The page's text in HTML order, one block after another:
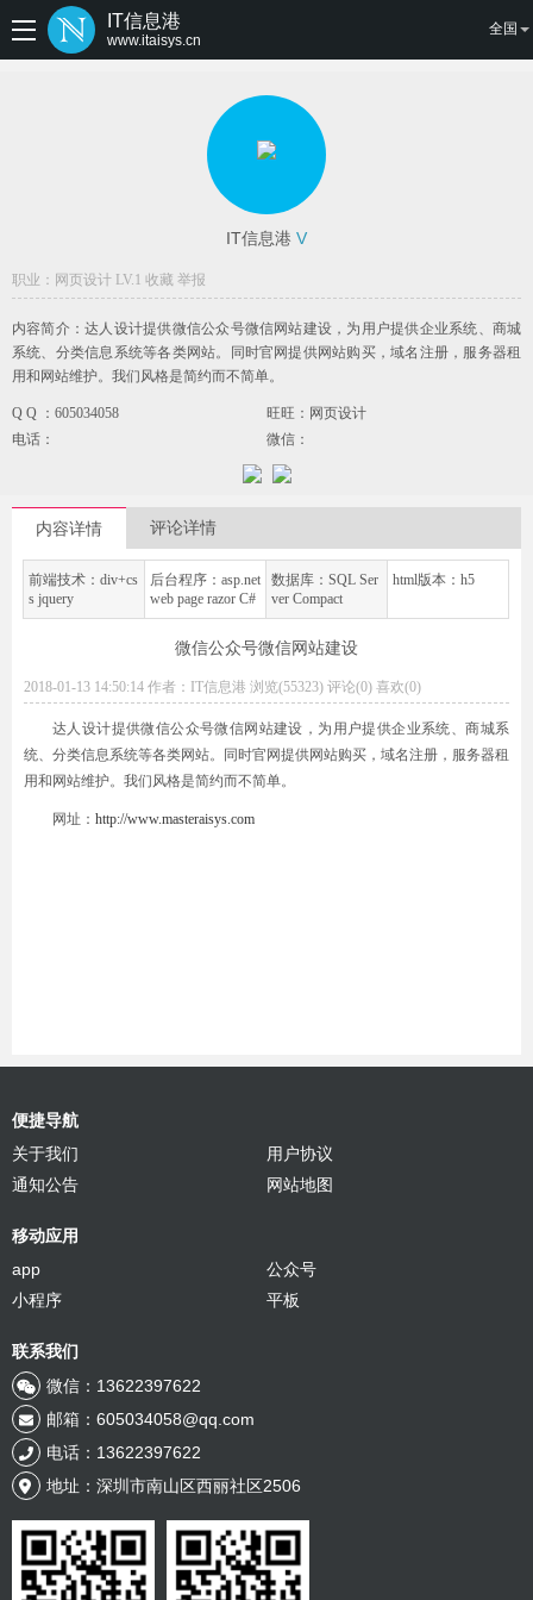
IT信息港
www.itaisys.cn
全国
IT信息港 V
职业：网页设计 LV.1 收藏 举报
内容简介：达人设计提供微信公众号微信网站建设，为用户提供企业系统、商城
系统、分类信息系统等各类网站。同时官网提供网站购买，域名注册，服务器租
用和网站维护。我们风格是简约而不简单。
Q Q ：605034058
旺旺：网页设计
电话：
微信：
内容详情 评论详情
前端技术：div+cs
s jquery
后台程序：asp.net
web page razor C#
数据库：SQL Ser
ver Compact
html版本：h5
微信公众号微信网站建设
2018-01-13 14:50:14 作者：IT信息港 浏览(55323) 评论(0) 喜欢(0)
达人设计提供微信公众号微信网站建设，为用户提供企业系统、商城系
统、分类信息系统等各类网站。同时官网提供网站购买，域名注册，服务器租
用和网站维护。我们风格是简约而不简单。
网址： http://www.masteraisys.com
便捷导航
关于我们
用户协议
通知公告
网站地图
移动应用
app
公众号
小程序
平板
联系我们
微信：13622397622
邮箱：605034058@qq.com
电话：13622397622
地址：深圳市南山区西丽社区2506